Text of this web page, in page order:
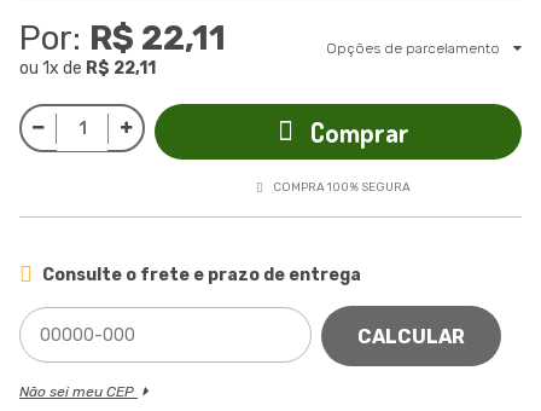
Por: R$ 22,11
ou 1x de R$ 22,11
Opções de parcelamento
Comprar
COMPRA 100% SEGURA
Consulte o frete e prazo de entrega
CALCULAR
Não sei meu CEP